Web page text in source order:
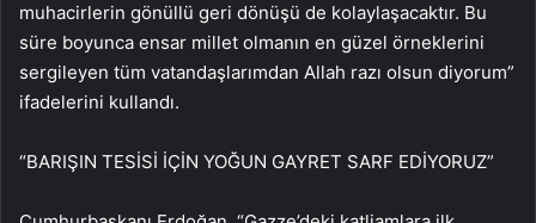
muhacirlerin gönüllü geri dönüşü de kolaylaşacaktır. Bu
süre boyunca ensar millet olmanın en güzel örneklerini
sergileyen tüm vatandaşlarımdan Allah razı olsun diyorum”
ifadelerini kullandı.
“BARIŞIN TESİSİ İÇİN YOĞUN GAYRET SARF EDİYORUZ”